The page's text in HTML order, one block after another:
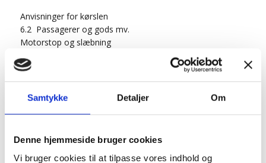
Samtykke Detaljer Om
Denne hjemmeside bruger cookies
Vi bruger cookies til at tilpasse vores indhold og
Anvisninger for kørslen
6.2 Passagerer og gods mv.
Motorstop og slæbning
Færdselsulykke
Forsikringspligt
Grundregler for færdslen
Fare, ulempe og unødig ulempe
EVALUERENDE EMNEPRØVE